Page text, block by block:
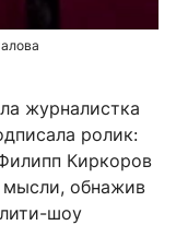
журналистка
ролик:
Киркоров
мысли, обнажив
шоу